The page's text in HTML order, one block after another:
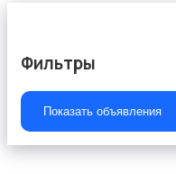
Услуги швеи
Фильтры
Показать объявления